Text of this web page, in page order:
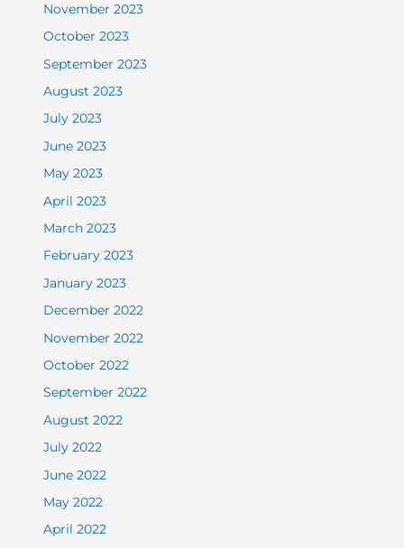
November 2023
October 2023
September 2023
August 2023
July 2023
June 2023
May 2023
April 2023
March 2023
February 2023
January 2023
December 2022
November 2022
October 2022
September 2022
August 2022
July 2022
June 2022
May 2022
April 2022